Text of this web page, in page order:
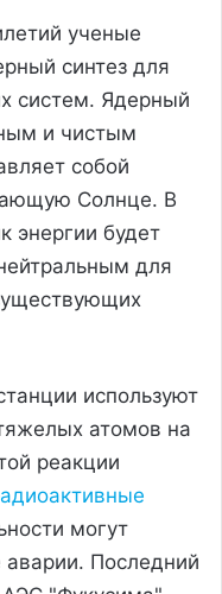
ученые
синтез для
систем. Ядерный
и чистым
собой
Солнце. В
энергии будет
для
используют
атомов на
реакции
могут
аварии. Последний